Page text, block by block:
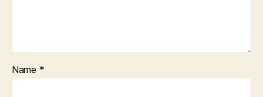
Name *